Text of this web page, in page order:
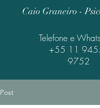
Caio Graneiro -
Telefone e
+55 11
9752
Post